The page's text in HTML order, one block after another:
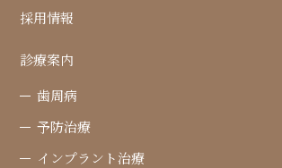
採用情報
診療案内
歯周病
予防治療
インプラント治療